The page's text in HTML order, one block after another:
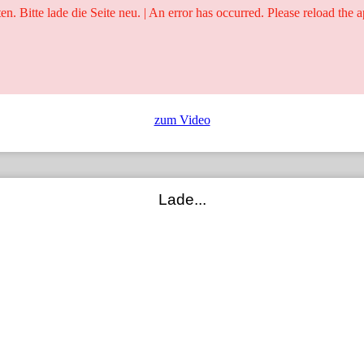
zum Video
Lade...
Bitte lade die Seite neu. | An error has occurred. Please reload the